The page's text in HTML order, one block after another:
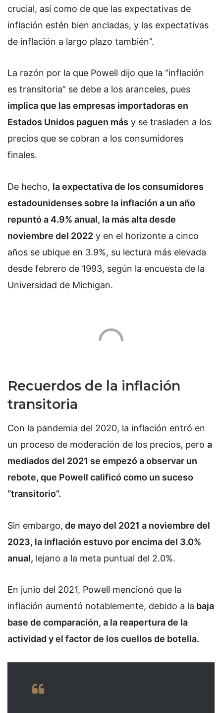
crucial, así como de que las expectativas de
inflación estén bien ancladas, y las expectativas
de inflación a largo plazo también”.
La razón por la que Powell dijo que la “inflación
es transitoria” se debe a los aranceles, pues
implica que las empresas importadoras en
Estados Unidos paguen más y se trasladen a los
precios que se cobran a los consumidores
finales.
De hecho, la expectativa de los consumidores
estadounidenses sobre la inflación a un año
repuntó a 4.9% anual, la más alta desde
noviembre del 2022 y en el horizonte a cinco
años se ubique en 3.9%, su lectura más elevada
desde febrero de 1993, según la encuesta de la
Universidad de Michigan.
Recuerdos de la inflación
transitoria
Con la pandemia del 2020, la inflación entró en
un proceso de moderación de los precios, pero a
mediados del 2021 se empezó a observar un
rebote, que Powell calificó como un suceso
“transitorio”.
Sin embargo, de mayo del 2021 a noviembre del
2023, la inflación estuvo por encima del 3.0%
anual, lejano a la meta puntual del 2.0%.
En junio del 2021, Powell mencionó que la
inflación aumentó notablemente, debido a la baja
base de comparación, a la reapertura de la
actividad y el factor de los cuellos de botella.